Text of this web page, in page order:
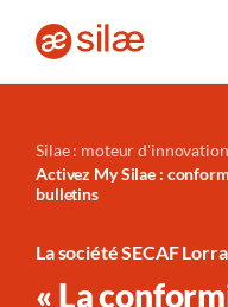
Silae : moteur d'innovation
Activez My Silae :
bulletins
La société SECAF
« La